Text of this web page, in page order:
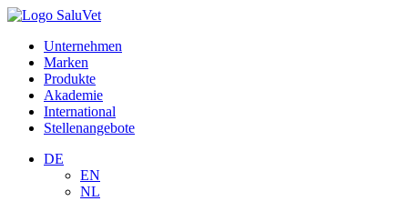
Unternehmen
Marken
Produkte
Akademie
International
Stellenangebote
DE
EN
NL